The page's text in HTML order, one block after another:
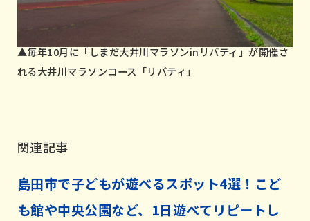
▲毎年10月に「しまだ大井川マラソンinリバティ」が開催さ
れる大井川マラソンコース「リバティ」
関連記事
島田市で子どもが遊べるスポット4選！こど
も館や中央公園など、1日遊べてリピートし